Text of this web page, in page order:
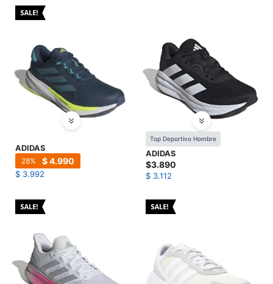
ADIDAS
$4.990
28
$ 3.992
Top Deportivo Hombre
ADIDAS
$3.890
$ 3.112